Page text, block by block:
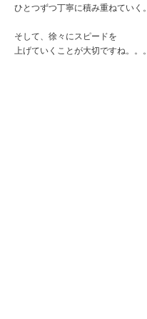
ひとつずつ丁寧に積み重ねていく。
そして、徐々にスピードを
上げていくことが大切ですね。。。